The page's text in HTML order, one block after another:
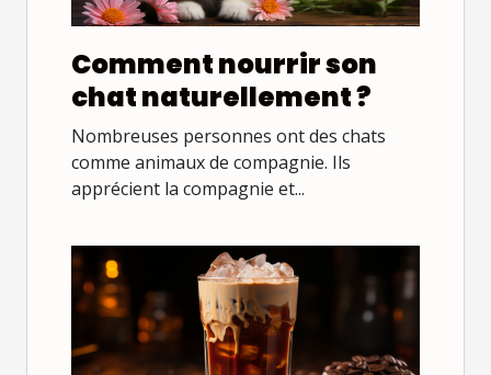
Comment nourrir son
chat naturellement ?
Nombreuses personnes ont des chats
comme animaux de compagnie. Ils
apprécient la compagnie et...